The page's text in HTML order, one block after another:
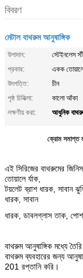
বিবরণ
মেটাল বাথরুম আনুষাঙ্গিক
উপাদান:
স্টেইনলেস
প্রকার:
একক
উৎপত্তি:
চীন
পৃষ্ঠ চিকিত্সা:
কালো আঁকা
লক্ষণীয় করা:
আধুনিক
ক্রোম সমাপ্ত
এই সিরিজের বাথরুমের
তোয়ালে র্যাক,
টয়লেট ব্রাশ ধারক, সাবান
ধারক, সাবান
ধারক, ডাবলগ্লাস তাক,
বাথরুম আনুষাঙ্গিক মধ্যে
বাথরুম ব্যবহারের জন্য
201 রপ্তানি করি।